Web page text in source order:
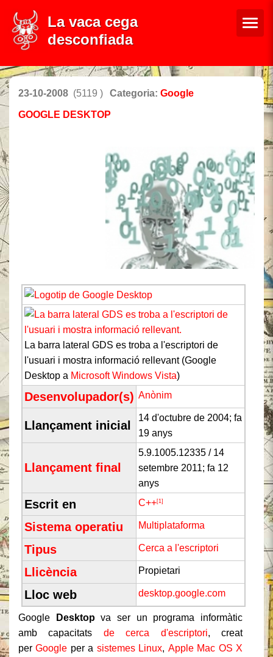
La vaca cega
desconfiada
23-10-2008 (5119 ) Categoria: Google
GOOGLE DESKTOP
La barra lateral GDS es troba a l'escriptori de
l'usuari i mostra informació rellevant (Google
Desktop a Microsoft Windows Vista)
Desenvolupador(s) Anònim
Llançament inicial
14 d'octubre de 2004; fa
19 anys
Llançament final
5.9.1005.12335 / 14
setembre 2011; fa 12
anys
Escrit en C++[1]
Sistema operatiu Multiplataforma
Tipus Cerca a l'escriptori
Llicència Propietari
Lloc web desktop.google.com
Google Desktopva ser un programa informàtic
amb capacitats de cerca d'escriptori, creat
perGoogle per a sistemes Linux, Apple Mac OS X